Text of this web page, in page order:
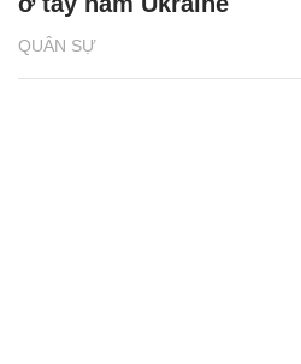
QUÂN SỰ